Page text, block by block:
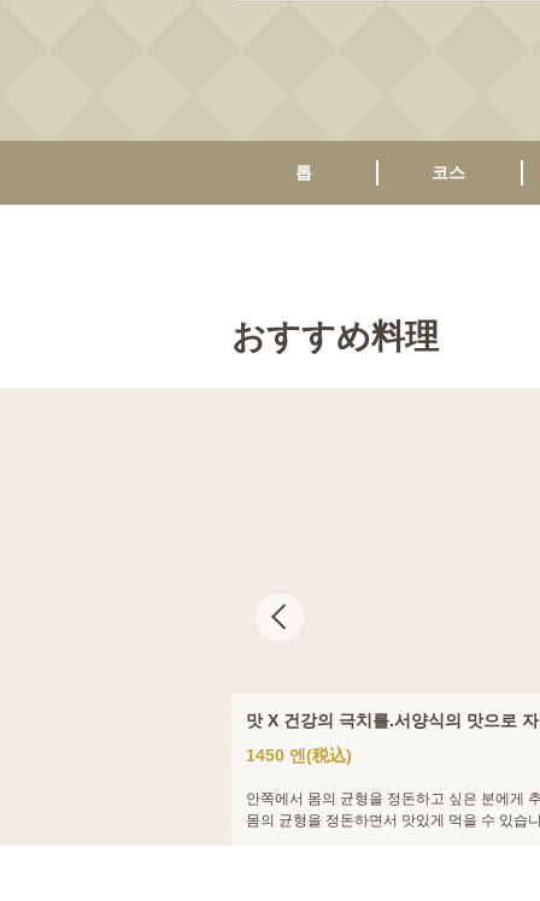
톱 코스
おすすめ料理
레트로한 공간에서 스위트・약선차를
4500 엔 (税込)
계절에 맞추어, 경쾌하고 상쾌한 맛의 디저트
개방감이 있는 복도 에서의 애프터눈 티도